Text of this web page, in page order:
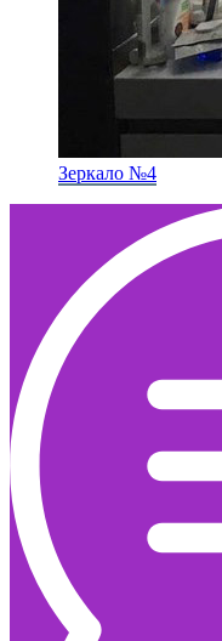
Зеркало №4